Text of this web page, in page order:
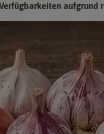
-
– so
verzichten
dienen dazu,
nur dort
aufgrund